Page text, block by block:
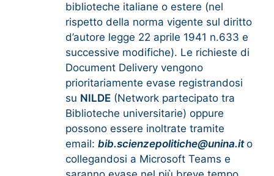
biblioteche italiane o estere (nel
rispetto della norma vigente sul diritto
d’autore legge 22 aprile 1941 n.633 e
successive modifiche). Le richieste di
Document Delivery vengono
prioritariamente evase registrandosi
su NILDE(Network partecipato tra
Biblioteche universitarie) oppure
possono essere inoltrate tramite
email: bib.scienzepolitiche@unina.it o
collegandosi a Microsoft Teams e